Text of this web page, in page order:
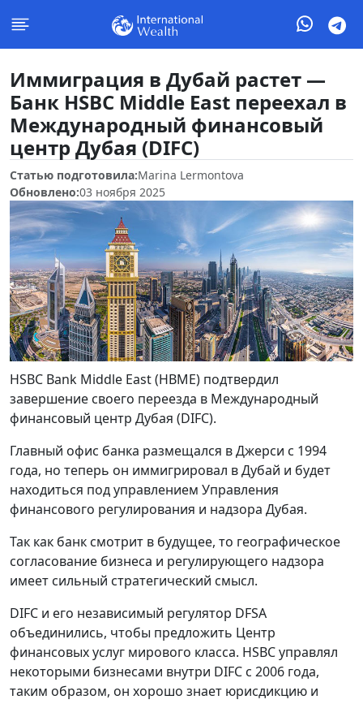
Иммиграция в Дубай растет —
Банк HSBC Middle East переехал в
Международный финансовый
центр Дубая (DIFC)
Статью подготовила:Marina Lermontova
Обновлено:03 ноября 2025
HSBC Bank Middle East (HBME) подтвердил
завершение своего переезда в Международный
финансовый центр Дубая (DIFC).
Главный офис банка размещался в Джерси с 1994
года, но теперь он иммигрировал в Дубай и будет
находиться под управлением Управления
финансового регулирования и надзора Дубая.
Так как банк смотрит в будущее, то географическое
согласование бизнеса и регулирующего надзора
имеет сильный стратегический смысл.
DIFC и его независимый регулятор DFSA
объединились, чтобы предложить Центр
финансовых услуг мирового класса. HSBC управлял
некоторыми бизнесами внутри DIFC с 2006 года,
таким образом, он хорошо знает юрисдикцию и